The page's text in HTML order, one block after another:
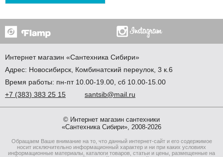
Интернет магазин «Сантехника Сибири»
Адрес: Новосибирск Комбинатский переулок, 3 к.6
Время работы: пн-пт 10.00-19.00, сб 10.00-15.00
+7 (383) 383 25 15 santsib@mail.ru
© Интернет магазин сантехники
«Сантехника Сибири», 2008-2026
Обращаем Ваше внимание на то, что данный интернет-сайт и его содержимое
носит исключительно информационный характер и ни при каких условиях
информационные материалы, каталоги товаров, статьи и цены, размещенные на